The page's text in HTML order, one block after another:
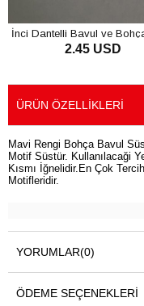
İnci Dantelli Bavul ve
2.45 USD
ÜRÜN ÖZELLIKLERI
Mavi Rengi Bohça Bavul
Motif Süstür. Kullanılacaği
Kısmı İğnelidir.En Çok
Motifleridir.
YORUMLAR(0)
ÖDEME SEÇENEKLERI